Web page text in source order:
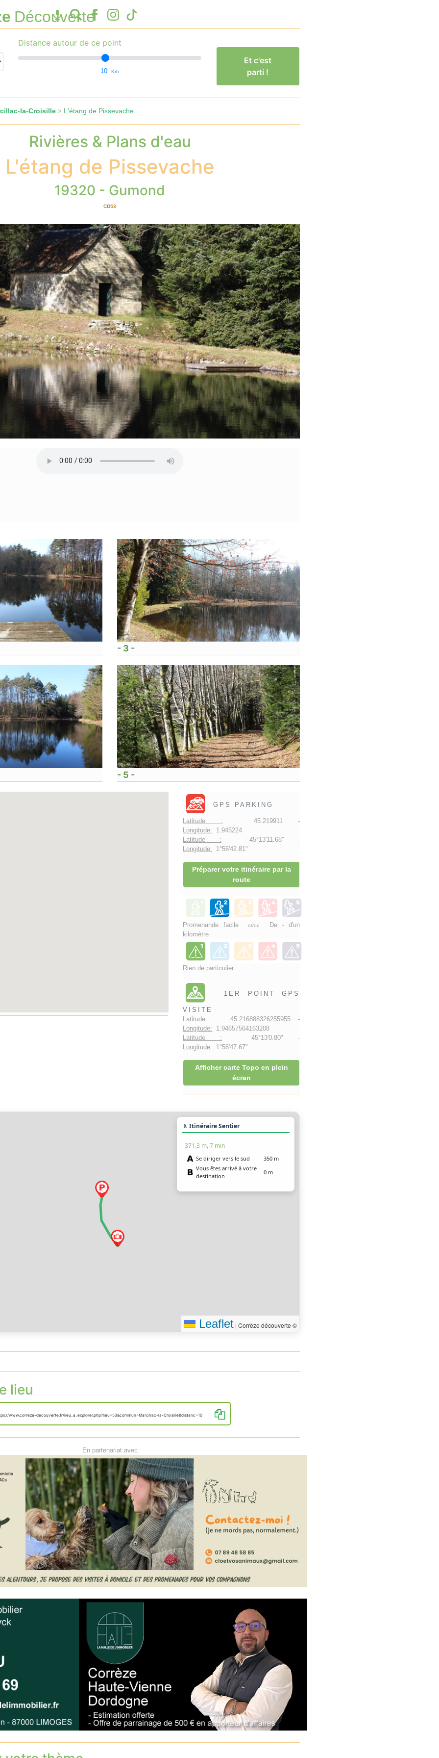
Découverte
Distance autour de ce point
10 Km
Et c'est
parti !
la-Croisille> L'étang de Pissevache
Rivières & Plans d'eau
L'étang de Pissevache
19320 - Gumond
CD53
- 3 -
- 5 -
GPS PARKING
Latitude : 45.219911 -
Longitude: 1.945224
Latitude : 45°13'11.68" -
Longitude: 1°56'42.81"
Préparer votre itinéraire par la
route
Promenande facileet/ou
De - d'un
kilomètre
Rien de particulier
1ER POINT GPS
VISITE
Latitude : 45.216888326255955 -
Longitude: 1.94657564163208
Latitude : 45°13'0.80" -
Longitude: 1°56'47.67"
Afficher carte Topo en plein
écran
🚶 Itinéraire Sentier
371.3 m, 7 min
Se diriger vers le sud
350 m
Vous êtes arrivé à votre
destination
0 m
Leaflet | Corrèze découverte ©
lieu
www.correze-decouverte.fr/lieu_a_explorer.php?lieu=53&commun=Marcillac-la-Croisille&distanc=10
En partenariat avec